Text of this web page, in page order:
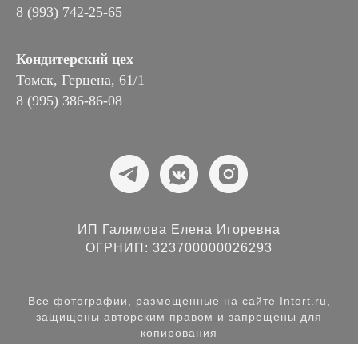
8 (993) 742-25-65
Кондитерский цех
Томск, Герцена, 61/1
8 (995) 386-86-08
ИП Галямова Елена Игоревна
ОГРНИП: 323700000026293
Все фотографии, размещенные на сайте Intort.ru,
защищены авторским правом и запрещены для
копирования